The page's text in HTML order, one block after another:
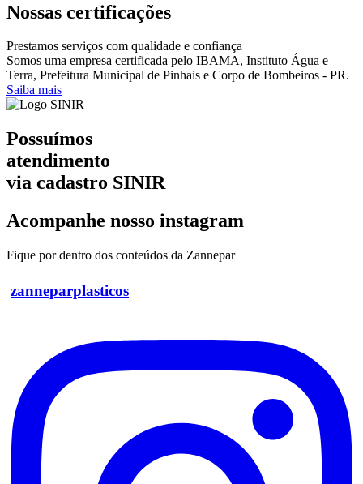
Nossas certificações
Prestamos serviços com qualidade e confiança
Somos uma empresa certificada pelo IBAMA, Instituto Água e
Terra, Prefeitura Municipal de Pinhais e Corpo de Bombeiros - PR.
Saiba mais
Possuímos
atendimento
via cadastro SINIR
Acompanhe nosso instagram
Fique por dentro dos conteúdos da Zannepar
zanneparplasticos